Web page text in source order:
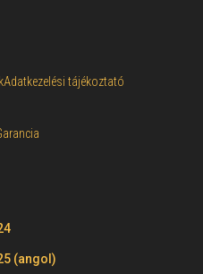
Adatkezelési tájékoztató
(angol)